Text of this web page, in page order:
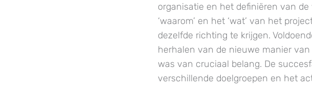
organisatie en het definiëren van
‘waarom’ en het ‘wat’ van het
dezelfde richting te krijgen.
herhalen van de nieuwe manier
was van cruciaal belang. De
verschillende doelgroepen en het